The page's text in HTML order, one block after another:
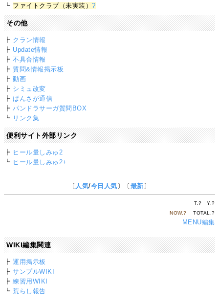
┗ ファイトクラブ（未実装）?
その他
┣ クラン情報
┣ Update情報
┣不具合情報
┣質問&情報掲示板
┣動画
┣ シミュ改変
┣ぱんさが通信
┣パンドラサーガ質問BOX
┗ リンク集
便利サイト外部リンク
┣ ヒール量しみゅ2
┗ ヒール量しみゅ2+
〔 人気/今日人気 〕〔 最新 〕
T.? Y.?
NOW.? TOTAL.?
MENU編集
WIKI編集関連
┣運用掲示板
┣サンプルWIKI
┣練習用WIKI
┗荒らし報告